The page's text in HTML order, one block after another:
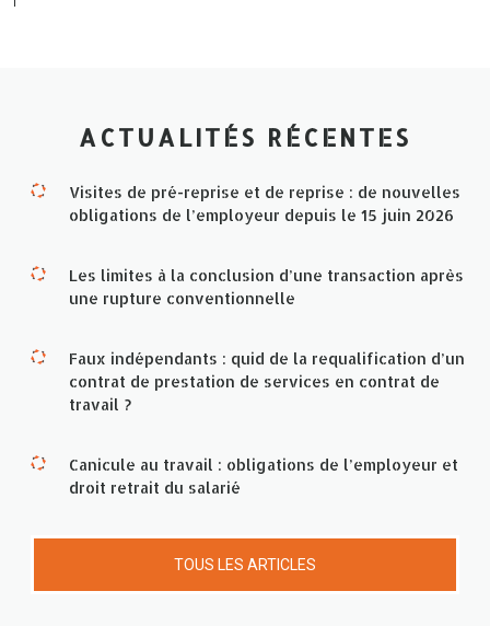
ACTUALITÉS RÉCENTES
Visites de pré-reprise et de reprise : de nouvelles
obligations de l’employeur depuis le 15 juin 2026
Les limites à la conclusion d’une transaction après
une rupture conventionnelle
Faux indépendants : quid de la requalification d’un
contrat de prestation de services en contrat de
travail ?
Canicule au travail : obligations de l’employeur et
droit retrait du salarié
TOUS LES ARTICLES